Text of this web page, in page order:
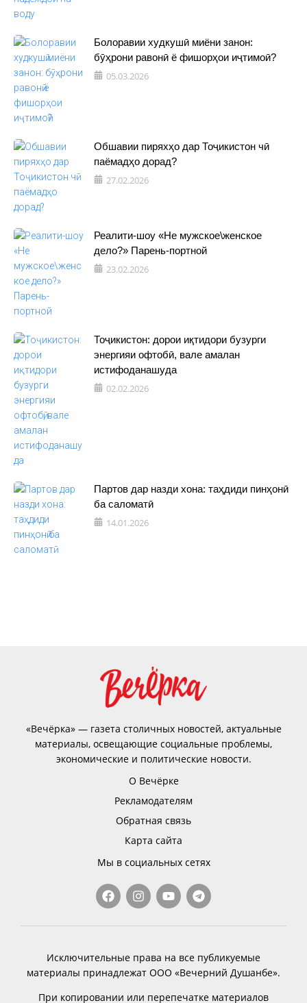
Болоравии худкушӣ миёни занон:
бӯҳрони равонӣ ё фишорҳои иҷтимоӣ?
05.03.2026
Обшавии пиряхҳо дар Тоҷикистон чӣ
паёмадҳо дорад?
27.02.2026
Реалити-шоу «Не мужское\женское
дело?» Парень-портной
23.02.2026
Тоҷикистон: дорои иқтидори бузурги
энергияи офтобӣ, вале амалан
истифоданашуда
02.02.2026
Партов дар назди хона: таҳдиди пинҳонӣ
ба саломатӣ
14.01.2026
«Вечёрка» — газета столичных новостей, актуальные
материалы, освещающие социальные проблемы,
экономические и политические новости.
О Вечёрке
Рекламодателям
Обратная связь
Карта сайта
Мы в социальных сетях
Исключительные права на все публикуемые
материалы принадлежат ООО «Вечерний Душанбе».
При копировании или перепечатке материалов